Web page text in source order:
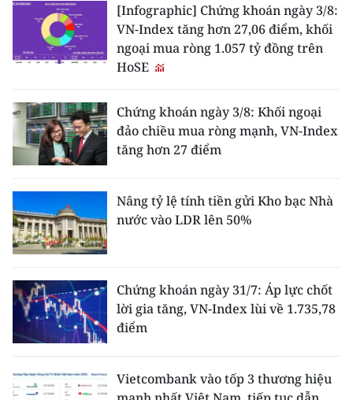
[Infographic] Chứng khoán ngày 3/8:
VN-Index tăng hơn 27,06 điểm, khối
ngoại mua ròng 1.057 tỷ đồng trên
HoSE
Chứng khoán ngày 3/8: Khối ngoại
đảo chiều mua ròng mạnh, VN-Index
tăng hơn 27 điểm
Nâng tỷ lệ tính tiền gửi Kho bạc Nhà
nước vào LDR lên 50%
Chứng khoán ngày 31/7: Áp lực chốt
lời gia tăng, VN-Index lùi về 1.735,78
điểm
Vietcombank vào tốp 3 thương hiệu